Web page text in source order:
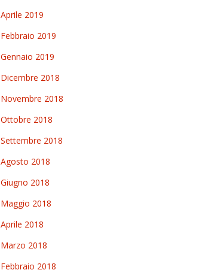
Aprile 2019
Febbraio 2019
Gennaio 2019
Dicembre 2018
Novembre 2018
Ottobre 2018
Settembre 2018
Agosto 2018
Giugno 2018
Maggio 2018
Aprile 2018
Marzo 2018
Febbraio 2018